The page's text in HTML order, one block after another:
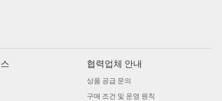
협력업체 안내
상품 공급 문의
구매 조건 및 운영 원칙